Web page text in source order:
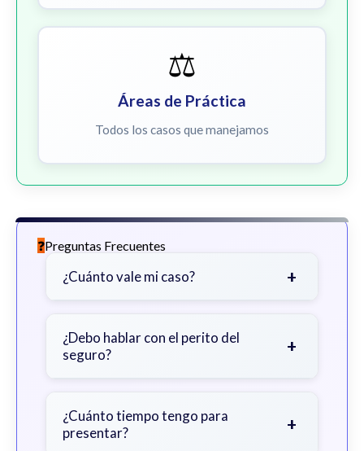
⚖️
Áreas de Práctica
Todos los casos que manejamos
Preguntas Frecuentes
¿Cuánto vale mi caso? +
gravedad de sus lesiones, facturas
médicas, tiempo fuera del trabajo y
¿Debo hablar con el perito del
seguro?
+
primero con un abogado para evitar
declaraciones que perjudiquen su
¿Cuánto tiempo tengo para
presentar?
+